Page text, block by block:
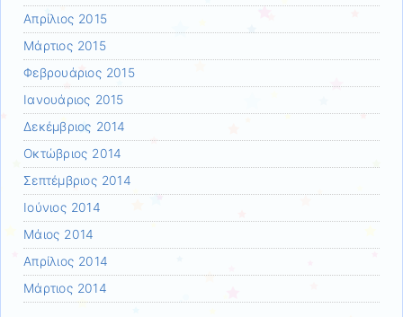
Απρίλιος 2015
Μάρτιος 2015
Φεβρουάριος 2015
Ιανουάριος 2015
Δεκέμβριος 2014
Οκτώβριος 2014
Σεπτέμβριος 2014
Ιούνιος 2014
Μάιος 2014
Απρίλιος 2014
Μάρτιος 2014